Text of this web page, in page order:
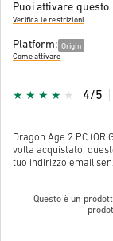
Puoi attivare
Verifica le restrizioni
Platform: Origin
Come attivare
4/5
Dragon Age 2 PC
volta acquistato,
tuo indirizzo email
Questo è un